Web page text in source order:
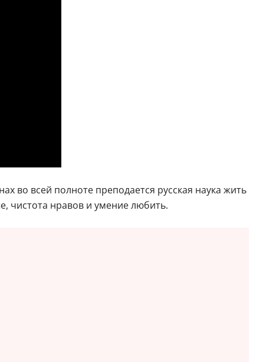
во всей полноте преподается русская наука жить
чистота нравов и умение любить.